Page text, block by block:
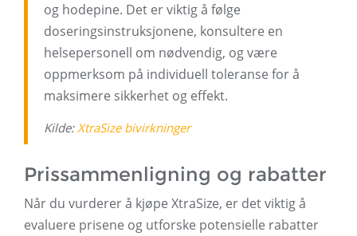
og hodepine. Det er viktig å følge
doseringsinstruksjonene, konsultere en
helsepersonell om nødvendig, og være
oppmerksom på individuell toleranse for å
maksimere sikkerhet og effekt.
Kilde:XtraSize bivirkninger
Prissammenligning og rabatter
Når du vurderer å kjøpe XtraSize, er det viktig å
evaluere prisene og utforske potensielle rabatter